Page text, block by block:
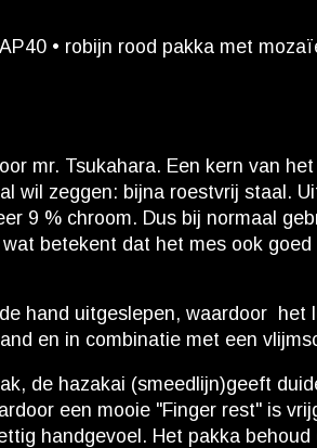
• robijn rood pakka met
mr. Tsukahara. Een kern van
wil zeggen: bijna roestvrij staal.
9 % chroom. Dus bij normaal
betekent dat het mes ook
hand uitgeslepen, waardoor
en in combinatie met een
de hazakai (smeedlijn)geeft
een mooie "Finger rest" is
handgevoel. Het pakka